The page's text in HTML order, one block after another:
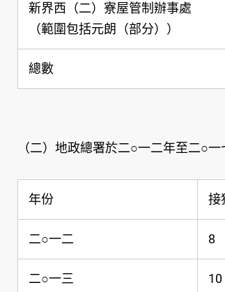
新界西（二）寮屋管制辦事處
（範圍包括元朗（部分））
總數
（二）地政總署於二○一二年至二○
年份 接
二○一二 8
二○一三 10